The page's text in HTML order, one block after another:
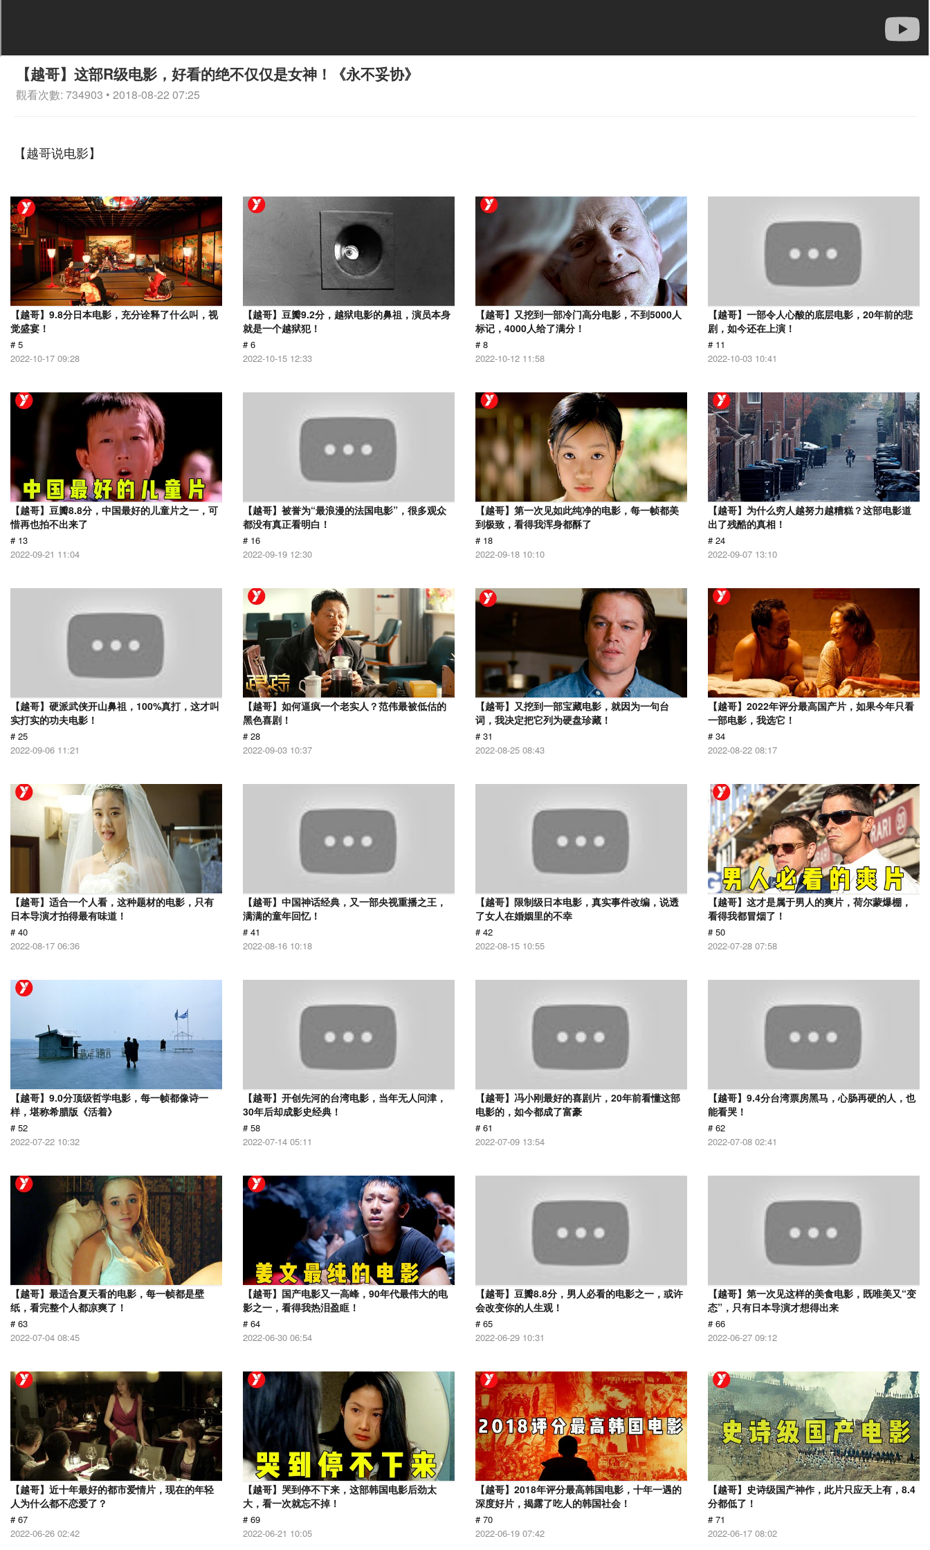
【越哥】这部R级电影，好看的绝不仅仅是女神！《永不妥协》
觀看次數: 734903 • 2018-08-22 07:25
【越哥说电影】
【越哥】9.8分日本电影，充分诠释了什么叫，视
觉盛宴！
# 5
2022-10-17 09:28
【越哥】豆瓣9.2分，越狱电影的鼻祖，演员本身
就是一个越狱犯！
# 6
2022-10-15 12:33
【越哥】又挖到一部冷门高分电影，不到5000人
标记，4000人给了满分！
# 8
2022-10-12 11:58
【越哥】一部令人心酸的底层电影，20年前的悲
剧，如今还在上演！
# 11
2022-10-03 10:41
【越哥】豆瓣8.8分，中国最好的儿童片之一，可
惜再也拍不出来了
# 13
2022-09-21 11:04
【越哥】被誉为“最浪漫的法国电影”，很多观众
都没有真正看明白！
# 16
2022-09-19 12:30
【越哥】第一次见如此纯净的电影，每一帧都美
到极致，看得我浑身都酥了
# 18
2022-09-18 10:10
【越哥】为什么穷人越努力越糟糕？这部电影道
出了残酷的真相！
# 24
2022-09-07 13:10
【越哥】硬派武侠开山鼻祖，100%真打，这才叫
实打实的功夫电影！
# 25
2022-09-06 11:21
【越哥】如何逼疯一个老实人？范伟最被低估的
黑色喜剧！
# 28
2022-09-03 10:37
【越哥】又挖到一部宝藏电影，就因为一句台
词，我决定把它列为硬盘珍藏！
# 31
2022-08-25 08:43
【越哥】2022年评分最高国产片，如果今年只看
一部电影，我选它！
# 34
2022-08-22 08:17
【越哥】适合一个人看，这种题材的电影，只有
日本导演才拍得最有味道！
# 40
2022-08-17 06:36
【越哥】中国神话经典，又一部央视重播之王，
满满的童年回忆！
# 41
2022-08-16 10:18
【越哥】限制级日本电影，真实事件改编，说透
了女人在婚姻里的不幸
# 42
2022-08-15 10:55
【越哥】这才是属于男人的爽片，荷尔蒙爆棚，
看得我都冒烟了！
# 50
2022-07-28 07:58
【越哥】9.0分顶级哲学电影，每一帧都像诗一
样，堪称希腊版《活着》
# 52
2022-07-22 10:32
【越哥】开创先河的台湾电影，当年无人问津，
30年后却成影史经典！
# 58
2022-07-14 05:11
【越哥】冯小刚最好的喜剧片，20年前看懂这部
电影的，如今都成了富豪
# 61
2022-07-09 13:54
【越哥】9.4分台湾票房黑马，心肠再硬的人，也
能看哭！
# 62
2022-07-08 02:41
【越哥】最适合夏天看的电影，每一帧都是壁
纸，看完整个人都凉爽了！
# 63
2022-07-04 08:45
【越哥】国产电影又一高峰，90年代最伟大的电
影之一，看得我热泪盈眶！
# 64
2022-06-30 06:54
【越哥】豆瓣8.8分，男人必看的电影之一，或许
会改变你的人生观！
# 65
2022-06-29 10:31
【越哥】第一次见这样的美食电影，既唯美又“变
态”，只有日本导演才想得出来
# 66
2022-06-27 09:12
【越哥】近十年最好的都市爱情片，现在的年轻
人为什么都不恋爱了？
# 67
2022-06-26 02:42
【越哥】哭到停不下来，这部韩国电影后劲太
大，看一次就忘不掉！
# 69
2022-06-21 10:05
【越哥】2018年评分最高韩国电影，十年一遇的
深度好片，揭露了吃人的韩国社会！
# 70
2022-06-19 07:42
【越哥】史诗级国产神作，此片只应天上有，8.4
分都低了！
# 71
2022-06-17 08:02